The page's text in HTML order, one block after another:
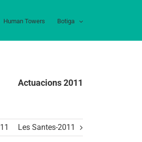
Human Towers Botiga
Actuacions 2011
Les Santes-2011